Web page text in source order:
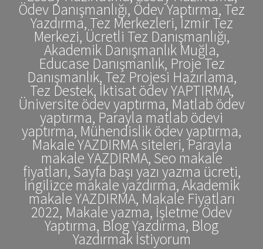
Ödev Danışmanlığı, Ödev Yaptırma, Tez
Yazdırma, Tez Merkezleri, İzmir Tez
Merkezi, Ücretli Tez Danışmanlığı,
Akademik Danışmanlık Muğla,
Educase Danışmanlık, Proje Tez
Danışmanlık, Tez Projesi Hazırlama,
Tez Destek, İktisat ödev YAPTIRMA,
Üniversite ödev yaptırma, Matlab ödev
yaptırma, Parayla matlab ödevi
yaptırma, Mühendislik ödev yaptırma,
Makale YAZDIRMA siteleri, Parayla
makale YAZDIRMA, Seo makale
fiyatları, Sayfa başı yazı yazma ücreti,
İngilizce makale yazdırma, Akademik
makale YAZDIRMA, Makale Fiyatları
2022, Makale yazma, İşletme Ödev
Yaptırma, Blog Yazdırma, Blog
Yazdırmak İstiyorum